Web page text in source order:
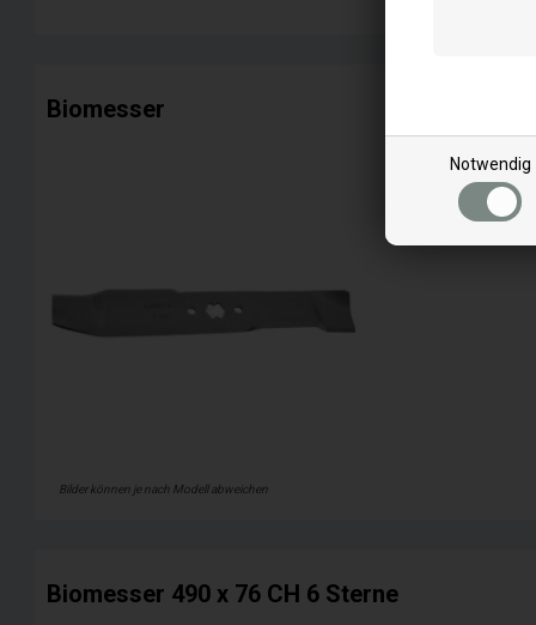
Notwendig
Biomesser
Bilder können je nach Modell abweichen
Weiterlesen
Biomesser 490 x 76 CH 6 Sterne